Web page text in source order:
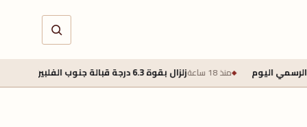
منذ 18 ساعة زلزال بقوة 6.3 درجة قبالة جنوب الفلبين دون تحذير من تسونامي